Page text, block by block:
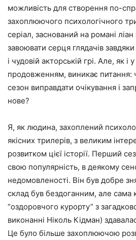
можливість для створення по-
захоплюючого психологічного
серіал, заснований на романі
завоювати серця глядачів
і чудовій акторській грі. Але, як
продовженням, виникає питання:
сезон виправдати очікування і
нове?
Я, як людина, захоплений
якісних трилерів, з великим
розвитком цієї історії. Перший
свою популярність, в деякому
недомовленості. Він був добре
склад був бездоганним, але сама
“оздоровчого курорту” з
виконанні Ніколь Кідман)
Це було більше захоплюючою